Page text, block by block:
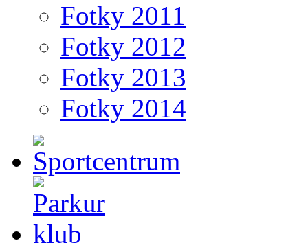
Fotky 2011
Fotky 2012
Fotky 2013
Fotky 2014